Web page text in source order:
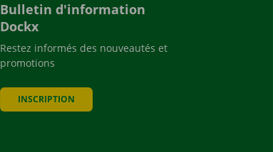
Bulletin d'information
Dockx
Restez informés des nouveautés et
promotions
INSCRIPTION